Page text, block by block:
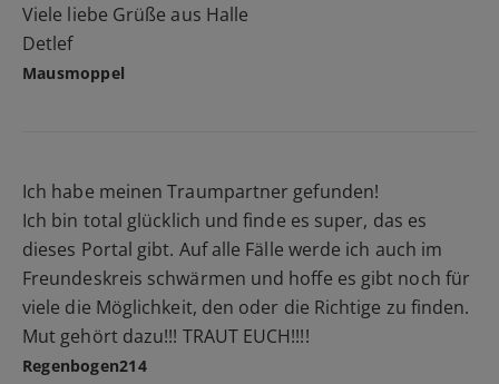
Viele liebe Grüße aus Halle
Detlef
Mausmoppel
Ich habe meinen Traumpartner gefunden!
Ich bin total glücklich und finde es super, das es
dieses Portal gibt. Auf alle Fälle werde ich auch im
Freundeskreis schwärmen und hoffe es gibt noch für
viele die Möglichkeit, den oder die Richtige zu finden.
Mut gehört dazu!!! TRAUT EUCH!!!!
Regenbogen214